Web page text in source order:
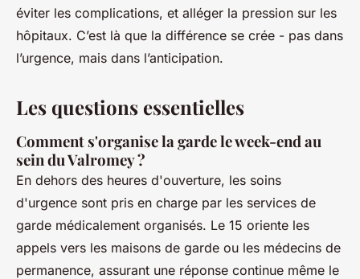
éviter les complications, et alléger la pression sur les
hôpitaux. C’est là que la différence se crée - pas dans
l’urgence, mais dans l’anticipation.
Les questions essentielles
Comment s'organise la garde le week-end au
sein du Valromey ?
En dehors des heures d'ouverture, les soins
d'urgence sont pris en charge par les services de
garde médicalement organisés. Le 15 oriente les
appels vers les maisons de garde ou les médecins de
permanence, assurant une réponse continue même le